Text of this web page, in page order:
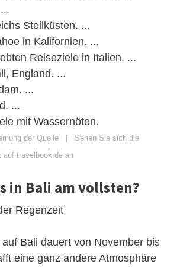
Steilküsten. ...
in Kalifornien. ...
Reiseziele in Italien. ...
England. ...
...
...
mit Wassernöten.
der Quelle | Sehen Sie sich die
auf travelbook.de an
in Bali am vollsten?
Regenzeit
Bali dauert von November bis
eine ganz andere Atmosphäre